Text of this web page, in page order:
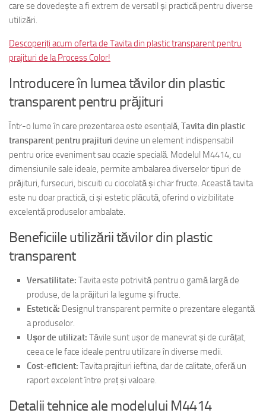
care se dovedește a fi extrem de versatil și practică pentru diverse
utilizări.
Descoperiți acum oferta de Tavita din plastic transparent pentru
prajituri de la Process Color!
Introducere în lumea tăvilor din plastic
transparent pentru prăjituri
Într-o lume în care prezentarea este esențială, Tavita din plastic
transparent pentru prajituri devine un element indispensabil
pentru orice eveniment sau ocazie specială. Modelul M4414, cu
dimensiunile sale ideale, permite ambalarea diverselor tipuri de
prăjituri, fursecuri, biscuiti cu ciocolată și chiar fructe. Această tavita
este nu doar practică, ci și estetic plăcută, oferind o vizibilitate
excelentă produselor ambalate.
Beneficiile utilizării tăvilor din plastic
transparent
Versatilitate: Tavita este potrivită pentru o gamă largă de
produse, de la prăjituri la legume și fructe.
Estetică: Designul transparent permite o prezentare elegantă
a produselor.
Ușor de utilizat: Tăvile sunt ușor de manevrat și de curățat,
ceea ce le face ideale pentru utilizare în diverse medii.
Cost-eficient: Tavita prajituri ieftina, dar de calitate, oferă un
raport excelent între preț și valoare.
Detalii tehnice ale modelului M4414